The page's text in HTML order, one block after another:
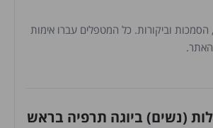
הסמכות וביקורות. כל המטפלים עברו אימות
האתר.
(נשים) ביוגה תרפיה בראש